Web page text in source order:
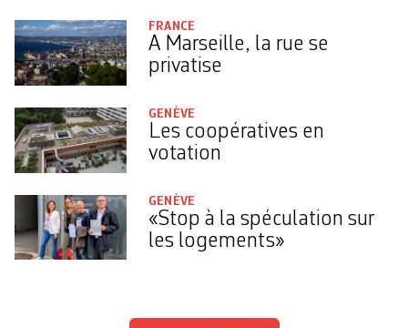
FRANCE
A Marseille, la rue se
privatise
GENÈVE
Les coopératives en
votation
GENÈVE
«Stop à la spéculation sur
les logements»